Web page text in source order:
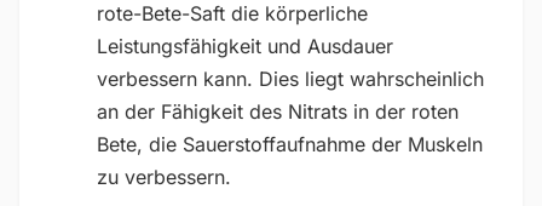
rote-Bete-Saft die körperliche
Leistungsfähigkeit und Ausdauer
verbessern kann. Dies liegt wahrscheinlich
an der Fähigkeit des Nitrats in der roten
Bete, die Sauerstoffaufnahme der Muskeln
zu verbessern.